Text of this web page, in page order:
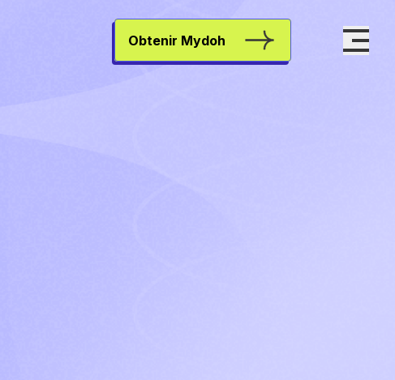
Obtenir Mydoh